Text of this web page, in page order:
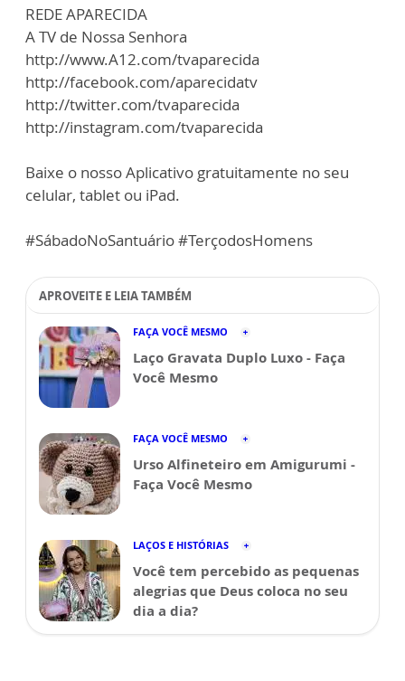
REDE APARECIDA
A TV de Nossa Senhora
http://www.A12.com/tvaparecida
http://facebook.com/aparecidatv
http://twitter.com/tvaparecida
http://instagram.com/tvaparecida
Baixe o nosso Aplicativo gratuitamente no seu
celular, tablet ou iPad.
#SábadoNoSantuário #TerçodosHomens
APROVEITE E LEIA TAMBÉM
FAÇA VOCÊ MESMO
Laço Gravata Duplo Luxo - Faça
Você Mesmo
FAÇA VOCÊ MESMO
Urso Alfineteiro em Amigurumi -
Faça Você Mesmo
LAÇOS E HISTÓRIAS
Você tem percebido as pequenas
alegrias que Deus coloca no seu
dia a dia?